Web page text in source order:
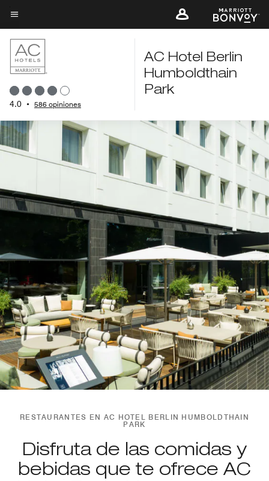
Skip
to
main
content
Texto del menú
4.0 • 586 opiniones
AC Hotel Berlin
Humboldthain
Park
RESTAURANTES EN AC HOTEL BERLIN HUMBOLDTHAIN
PARK
Disfruta de las comidas y
bebidas que te ofrece AC